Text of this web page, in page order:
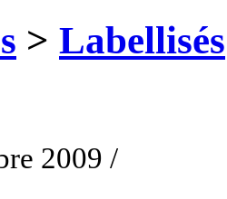
> Labellisés
2009 /